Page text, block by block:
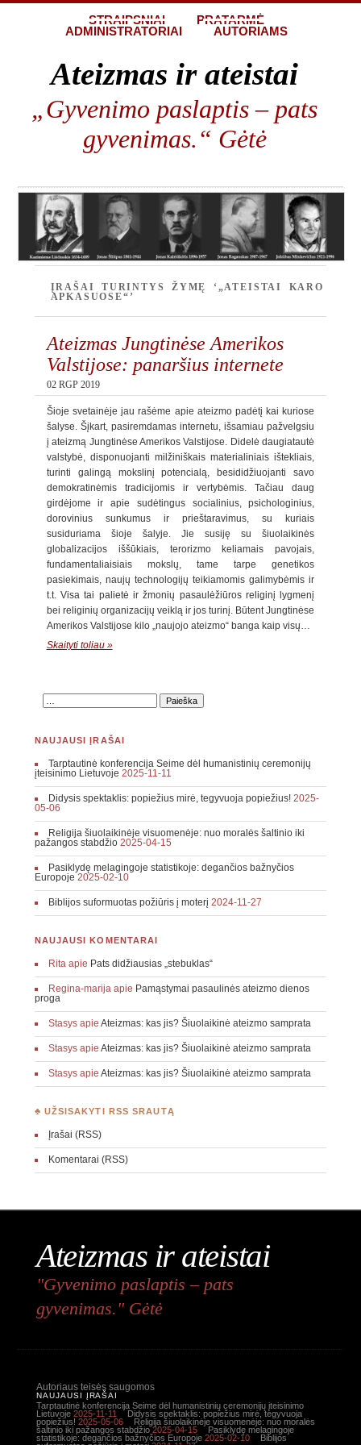
STRAIPSNIAI
PRATARMĖ
ADMINISTRATORIAI
AUTORIAMS
Ateizmas ir ateistai
„Gyvenimo paslaptis – pats
gyvenimas.“ Gėtė
ĮRAŠAI TURINTYS ŽYMĘ ‘„ATEISTAI KARO
APKASUOSE“’
Ateizmas Jungtinėse Amerikos
Valstijose: panaršius internete
02 RGP 2019
Šioje svetainėje jau rašėme apie ateizmo padėtį kai kuriose
šalyse. Šįkart, pasiremdamas internetu, išsamiau pažvelgsiu
į ateizmą Jungtinėse Amerikos Valstijose. Didelė daugiatautė
valstybė, disponuojanti milžiniškais materialiniais ištekliais,
turinti galingą mokslinį potencialą, besididžiuojanti savo
demokratinėmis tradicijomis ir vertybėmis. Tačiau daug
girdėjome ir apie sudėtingus socialinius, psichologinius,
dorovinius sunkumus ir prieštaravimus, su kuriais
susiduriama šioje šalyje. Jie susiję su šiuolaikinės
globalizacijos iššūkiais, terorizmo keliamais pavojais,
fundamentaliaisiais mokslų, tame tarpe genetikos
pasiekimais, naujų technologijų teikiamomis galimybėmis ir
t.t. Visa tai palietė ir žmonių pasaulėžiūros religinį lygmenį
bei religinių organizacijų veiklą ir jos turinį. Būtent Jungtinėse
Amerikos Valstijose kilo „naujojo ateizmo“ banga kaip visų…
Skaityti toliau »
NAUJAUSI ĮRAŠAI
Tarptautinė konferencija Seime dėl humanistinių ceremonijų
įteisinimo Lietuvoje 2025-11-11
Didysis spektaklis: popiežius mirė, tegyvuoja popiežius! 2025-
05-06
Religija šiuolaikinėje visuomenėje: nuo moralės šaltinio iki
pažangos stabdžio 2025-04-15
Pasiklydę melagingoje statistikoje: degančios bažnyčios
Europoje 2025-02-10
Biblijos suformuotas požiūris į moterį 2024-11-27
NAUJAUSI KOMENTARAI
Ritaapie Pats didžiausias „stebuklas“
Regina-marijaapie Pamąstymai pasaulinės ateizmo dienos
proga
Stasysapie Ateizmas: kas jis? Šiuolaikinė ateizmo samprata
Stasysapie Ateizmas: kas jis? Šiuolaikinė ateizmo samprata
Stasysapie Ateizmas: kas jis? Šiuolaikinė ateizmo samprata
♣ UŽSISAKYTI RSS SRAUTĄ
Įrašai (RSS)
Komentarai (RSS)
Ateizmas ir ateistai
"Gyvenimo paslaptis – pats
gyvenimas." Gėtė
Autoriaus teisės saugomos
NAUJAUSI ĮRAŠAI
Tarptautinė konferencija Seime dėl humanistinių ceremonijų įteisinimo
Lietuvoje 2025-11-11
Didysis spektaklis: popiežius mirė, tegyvuoja
popiežius! 2025-05-06
Religija šiuolaikinėje visuomenėje: nuo moralės
šaltinio iki pažangos stabdžio 2025-04-15
Pasiklydę melagingoje
statistikoje: degančios bažnyčios Europoje 2025-02-10
Biblijos